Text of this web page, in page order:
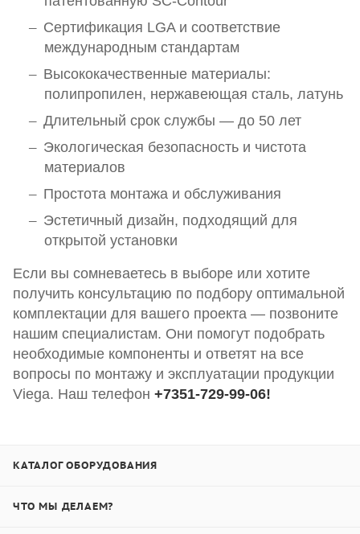
Сертификация LGA и соответствие
международным стандартам
Высококачественные материалы:
полипропилен, нержавеющая сталь, латунь
Длительный срок службы — до 50 лет
Экологическая безопасность и чистота
материалов
Простота монтажа и обслуживания
Эстетичный дизайн, подходящий для
открытой установки
Если вы сомневаетесь в выборе или хотите
получить консультацию по подбору оптимальной
комплектации для вашего проекта — позвоните
нашим специалистам. Они помогут подобрать
необходимые компоненты и ответят на все
вопросы по монтажу и эксплуатации продукции
Viega. Наш телефон +7351-729-99-06!
КАТАЛОГ ОБОРУДОВАНИЯ
ЧТО МЫ ДЕЛАЕМ?